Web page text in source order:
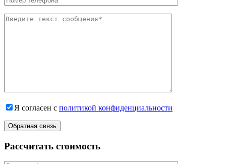
Я согласен с политикой конфиденциальности
Рассчитать стоимость